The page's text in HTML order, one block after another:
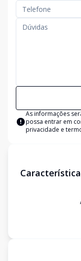
As informações
possa entrar em
privacidade e